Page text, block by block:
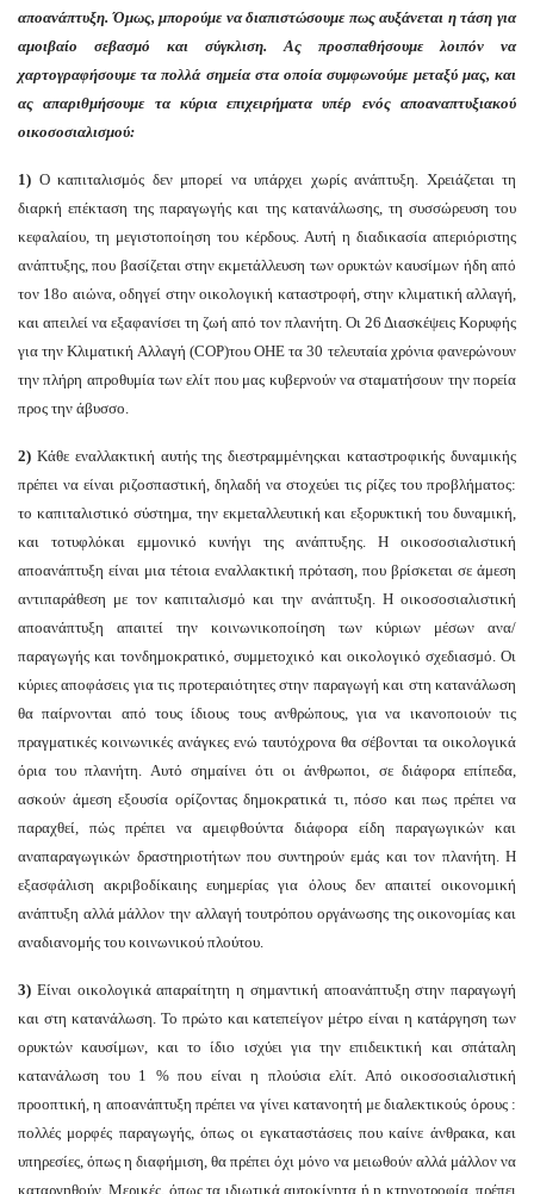
αποανάπτυξη. Όμως, μπορούμε να διαπιστώσουμε πως αυξάνεται η τάση για
αμοιβαίο σεβασμό και σύγκλιση. Ας προσπαθήσουμε λοιπόν να
χαρτογραφήσουμε τα πολλά σημεία στα οποία συμφωνούμε μεταξύ μας, και
ας απαριθμήσουμε τα κύρια επιχειρήματα υπέρ ενός αποαναπτυξιακού
οικοσοσιαλισμού:
1) Ο καπιταλισμός δεν μπορεί να υπάρχει χωρίς ανάπτυξη. Χρειάζεται τη
διαρκή επέκταση της παραγωγής και της κατανάλωσης, τη συσσώρευση του
κεφαλαίου, τη μεγιστοποίηση του κέρδους. Αυτή η διαδικασία απεριόριστης
ανάπτυξης, που βασίζεται στην εκμετάλλευση των ορυκτών καυσίμων ήδη από
τον 18ο αιώνα, οδηγεί στην οικολογική καταστροφή, στην κλιματική αλλαγή,
και απειλεί να εξαφανίσει τη ζωή από τον πλανήτη. Οι 26 Διασκέψεις Κορυφής
για την Κλιματική Αλλαγή (COP)του ΟΗΕ τα 30 τελευταία χρόνια φανερώνουν
την πλήρη απροθυμία των ελίτ που μας κυβερνούν να σταματήσουν την πορεία
προς την άβυσσο.
2) Κάθε εναλλακτική αυτής της διεστραμμένηςκαι καταστροφικής δυναμικής
πρέπει να είναι ριζοσπαστική, δηλαδή να στοχεύει τις ρίζες του προβλήματος:
το καπιταλιστικό σύστημα, την εκμεταλλευτική και εξορυκτική του δυναμική,
και τοτυφλόκαι εμμονικό κυνήγι της ανάπτυξης. Η οικοσοσιαλιστική
αποανάπτυξη είναι μια τέτοια εναλλακτική πρόταση, που βρίσκεται σε άμεση
αντιπαράθεση με τον καπιταλισμό και την ανάπτυξη. Η οικοσοσιαλιστική
αποανάπτυξη απαιτεί την κοινωνικοποίηση των κύριων μέσων ανα/
παραγωγής και τονδημοκρατικό, συμμετοχικό και οικολογικό σχεδιασμό. Οι
κύριες αποφάσεις για τις προτεραιότητες στην παραγωγή και στη κατανάλωση
θα παίρνονται από τους ίδιους τους ανθρώπους, για να ικανοποιούν τις
πραγματικές κοινωνικές ανάγκες ενώ ταυτόχρονα θα σέβονται τα οικολογικά
όρια του πλανήτη. Αυτό σημαίνει ότι οι άνθρωποι, σε διάφορα επίπεδα,
ασκούν άμεση εξουσία ορίζοντας δημοκρατικά τι, πόσο και πως πρέπει να
παραχθεί, πώς πρέπει να αμειφθούντα διάφορα είδη παραγωγικών και
αναπαραγωγικών δραστηριοτήτων που συντηρούν εμάς και τον πλανήτη. Η
εξασφάλιση ακριβοδίκαιης ευημερίας για όλους δεν απαιτεί οικονομική
ανάπτυξη αλλά μάλλον την αλλαγή τουτρόπου οργάνωσης της οικονομίας και
αναδιανομής του κοινωνικού πλούτου.
3) Είναι οικολογικά απαραίτητη η σημαντική αποανάπτυξη στην παραγωγή
και στη κατανάλωση. Το πρώτο και κατεπείγον μέτρο είναι η κατάργηση των
ορυκτών καυσίμων, και το ίδιο ισχύει για την επιδεικτική και σπάταλη
κατανάλωση του 1 % που είναι η πλούσια ελίτ. Από οικοσοσιαλιστική
προοπτική, η αποανάπτυξη πρέπει να γίνει κατανοητή με διαλεκτικούς όρους :
πολλές μορφές παραγωγής, όπως οι εγκαταστάσεις που καίνε άνθρακα, και
υπηρεσίες, όπως η διαφήμιση, θα πρέπει όχι μόνο να μειωθούν αλλά μάλλον να
καταργηθούν. Μερικές, όπως τα ιδιωτικά αυτοκίνητα ή η κτηνοτροφία, πρέπει